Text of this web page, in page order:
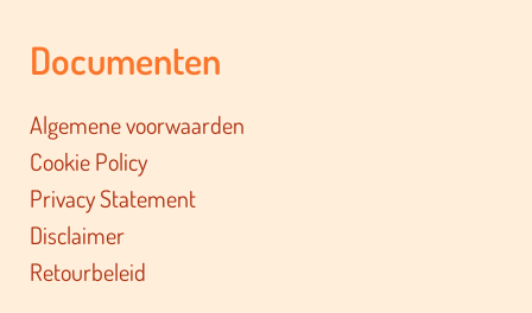
Documenten
Algemene voorwaarden
Cookie Policy
Privacy Statement
Disclaimer
Retourbeleid